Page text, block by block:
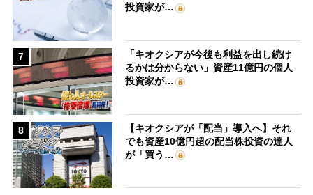
投資家が…
7
「キオクシアが今後も利益を出し続け
るかは分からない」資産11億円の個人
投資家が…
8
【キオクシアが「配当」導入へ】それ
でも資産10億円超の配当株投資の達人
が「買う…